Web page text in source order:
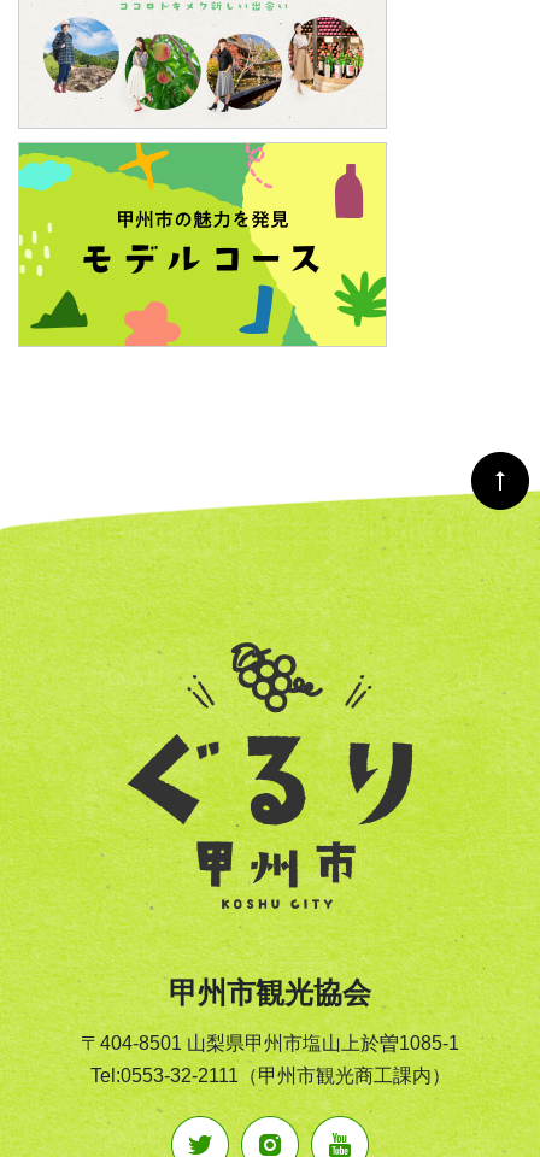
甲州市観光協会
〒404-8501 山梨県甲州市塩山上於曽1085-1
Tel:0553-32-2111（甲州市観光商工課内）